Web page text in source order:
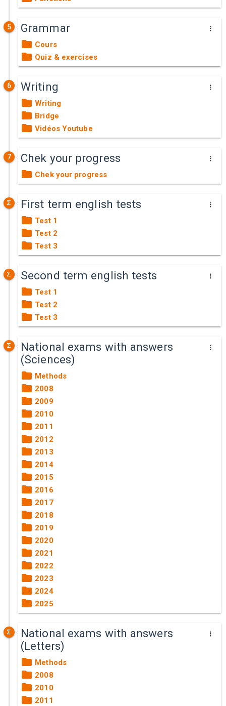
5 Grammar
Cours
Quiz & exercises
6 Writing
Writing
Bridge
Vidéos Youtube
7 Chek your progress
Chek your progress
First term english tests
Test 1
Test 2
Test 3
Second term english tests
Test 1
Test 2
Test 3
National exams with answers
(Sciences)
Methods
2008
2009
2010
2011
2012
2013
2014
2015
2016
2017
2018
2019
2020
2021
2022
2023
2024
2025
National exams with answers
(Letters)
Methods
2008
2010
2011